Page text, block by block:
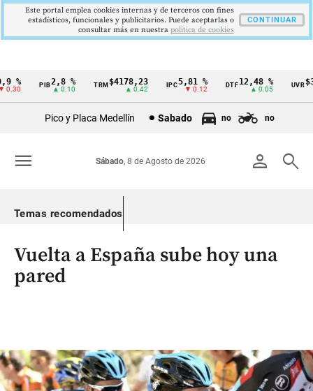
Cintillo
Colombia
% PIB2,8 %
▲ 0.10
TRM$4178,23
▲ 0.42
5,81 %
▼ 0.12
DTF12,48 %
▲ 0.05
UVR
Pico y Placa Medellín Sabado no no
person search
Sábado, 8 de Agosto de 2026
menu
Temas recomendados
Vuelta a España sube hoy una
pared
Este portal emplea cookies internas y de terceros con fines
estadísticos, funcionales y publicitarios. Puede aceptarlas o
consultar más en nuestra politica de cookies
CONTINUAR